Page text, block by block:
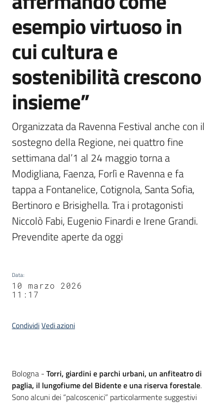
esempio virtuoso in
cui cultura e
sostenibilità crescono
insieme”
Organizzata da Ravenna Festival anche con il
sostegno della Regione, nei quattro fine
settimana dal’1 al 24 maggio torna a
Modigliana, Faenza, Forlì e Ravenna e fa
tappa a Fontanelice, Cotignola, Santa Sofia,
Bertinoro e Brisighella. Tra i protagonisti
Niccolò Fabi, Eugenio Finardi e Irene Grandi.
Prevendite aperte da oggi
Data:
10 marzo 2026
11:17
CondividiVedi azioni
Contenuto
Bologna - Torri, giardini e parchi urbani, un anfiteatro di
paglia, il lungofiume del Bidente e una riserva forestale.
Sono alcuni dei “palcoscenici” particolarmente suggestivi